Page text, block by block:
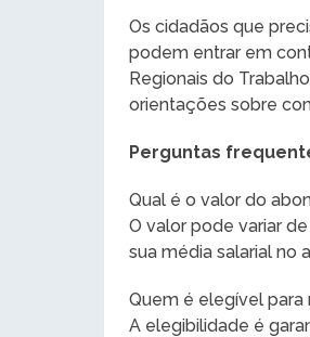
Os cidadãos que
podem entrar em
Regionais do
orientações sobre
Perguntas
Qual é o valor do
O valor pode variar
sua média salarial no
Quem é elegível para
A elegibilidade é